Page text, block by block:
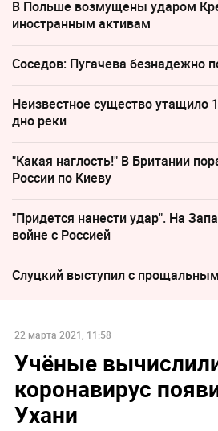
В Польше возмущены ударом
иностранным активам
Соседов: Пугачева безнадежно
Неизвестное существо утащило
дно реки
"Какая наглость!" В Британии
России по Киеву
"Придется нанести удар". На
войне с Россией
Слуцкий выступил с
22 марта 2021, 11:58
Учёные
коронавирус
Ухани